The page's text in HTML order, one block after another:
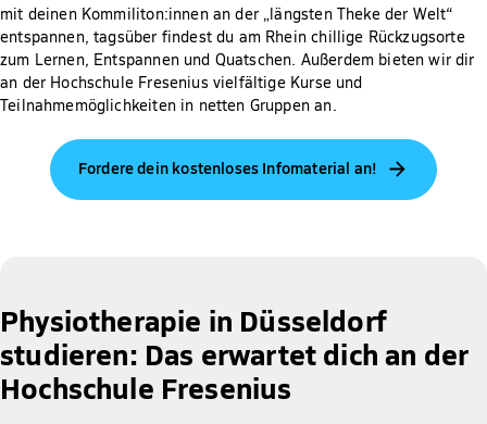
mit deinen Kommiliton:innen an der „längsten Theke der Welt“
entspannen, tagsüber findest du am Rhein chillige Rückzugsorte
zum Lernen, Entspannen und Quatschen. Außerdem bieten wir dir
an der Hochschule Fresenius vielfältige Kurse und
Teilnahmemöglichkeiten in netten Gruppen an.
Fordere dein kostenloses Infomaterial an!
Physiotherapie in Düsseldorf
studieren: Das erwartet dich an der
Hochschule Fresenius